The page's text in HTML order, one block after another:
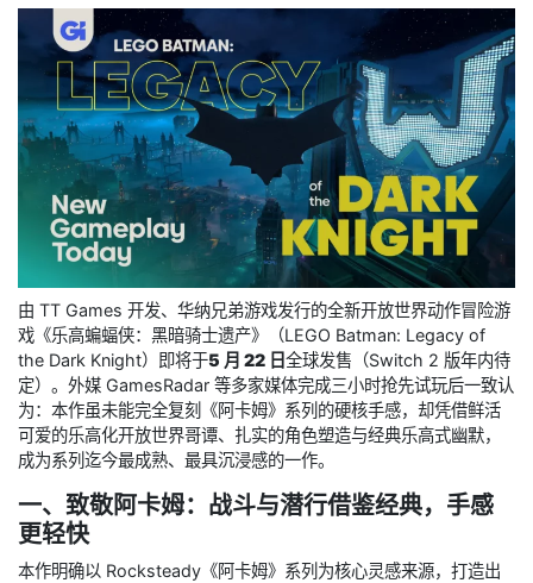
由 TT Games 开发、华纳兄弟游戏发行的全新开放世界动作冒险游
戏《乐高蝙蝠侠：黑暗骑士遗产》（LEGO Batman: Legacy of
the Dark Knight）即将于5 月 22 日全球发售（Switch 2 版年内待
定）。外媒 GamesRadar 等多家媒体完成三小时抢先试玩后一致认
为：本作虽未能完全复刻《阿卡姆》系列的硬核手感，却凭借鲜活
可爱的乐高化开放世界哥谭、扎实的角色塑造与经典乐高式幽默，
成为系列迄今最成熟、最具沉浸感的一作。
一、致敬阿卡姆：战斗与潜行借鉴经典，手感
更轻快
本作明确以 Rocksteady《阿卡姆》系列为核心灵感来源，打造出